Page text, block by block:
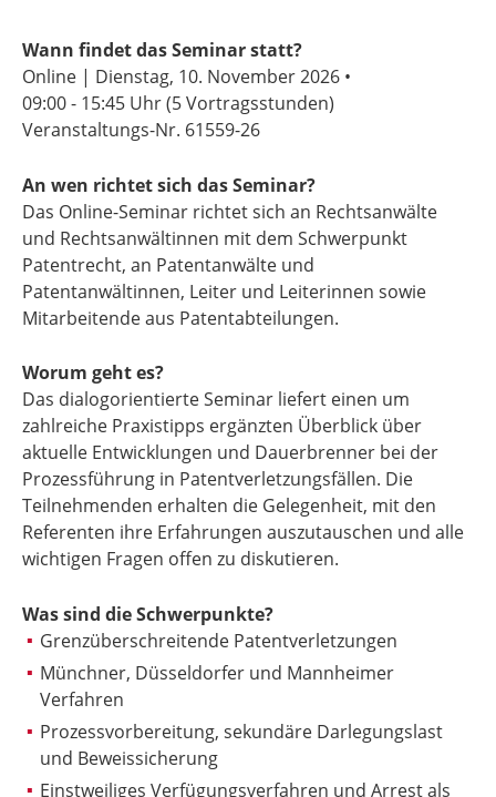
Wann findet das Seminar statt?
Online | Dienstag, 10. November 2026 •
09:00 - 15:45 Uhr(5 Vortragsstunden)
Veranstaltungs-Nr. 61559-26
An wen richtet sich das Seminar?
Das Online-Seminar richtet sich an Rechtsanwälte
und Rechtsanwältinnen mit dem Schwerpunkt
Patentrecht, an Patentanwälte und
Patentanwältinnen, Leiter und Leiterinnen sowie
Mitarbeitende aus Patentabteilungen.
Worum geht es?
Das dialogorientierte Seminar liefert einen um
zahlreiche Praxistipps ergänzten Überblick über
aktuelle Entwicklungen und Dauerbrenner bei der
Prozessführung in Patentverletzungsfällen. Die
Teilnehmenden erhalten die Gelegenheit, mit den
Referenten ihre Erfahrungen auszutauschen und alle
wichtigen Fragen offen zu diskutieren.
Was sind die Schwerpunkte?
Grenzüberschreitende Patentverletzungen
Münchner, Düsseldorfer und Mannheimer
Verfahren
Prozessvorbereitung, sekundäre Darlegungslast
und Beweissicherung
Einstweiliges Verfügungsverfahren und Arrest als